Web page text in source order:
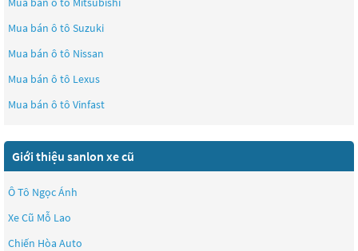
Mua bán ô tô Suzuki
Mua bán ô tô Nissan
Mua bán ô tô Lexus
Mua bán ô tô Vinfast
Giới thiệu sanlon xe cũ
Ô Tô Ngọc Ánh
Xe Cũ Mỗ Lao
Chiến Hòa Auto